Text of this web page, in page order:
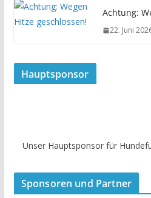
Achtung:
22. Juni
Hauptsponsor
Unser Hauptsponsor für
Sponsoren und Partner